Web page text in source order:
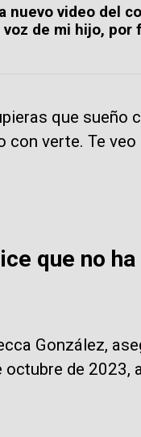
nuevo video del
de mi hijo, por
que sueño
verte. Te
que no
González,
de 2023,